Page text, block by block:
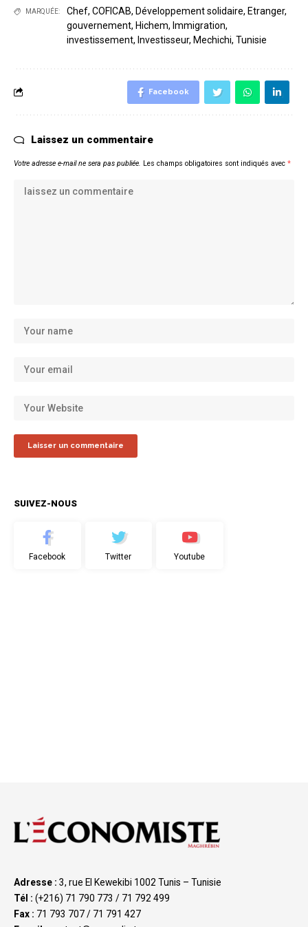
MARQUÉE: Chef, COFICAB, Développement solidaire, Etranger,
gouvernement, Hichem, Immigration,
investissement, Investisseur, Mechichi, Tunisie
Facebook
Laissez un commentaire
Votre adresse e-mail ne sera pas publiée. Les champs obligatoires sont indiqués avec *
SUIVEZ-NOUS
Facebook Twitter Youtube
Adresse : 3, rue El Kewekibi 1002 Tunis – Tunisie
Tél : (+216) 71 790 773 / 71 792 499
Fax : 71 793 707 / 71 791 427